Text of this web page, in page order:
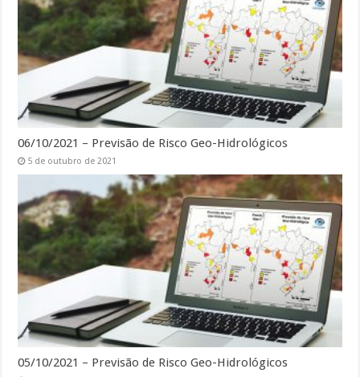
06/10/2021 – Previsão de Risco Geo-Hidrológicos
5 de outubro de 2021
05/10/2021 – Previsão de Risco Geo-Hidrológicos